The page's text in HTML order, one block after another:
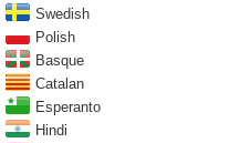
Swedish
Polish
Basque
Catalan
Esperanto
Hindi